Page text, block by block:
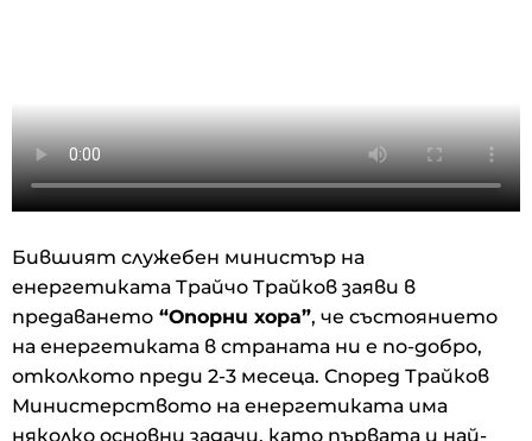
Бившият служебен министър на
енергетиката Трайчо Трайков заяви в
предаването “Опорни хора”, че състоянието
на енергетиката в страната ни е по-добро,
отколкото преди 2-3 месеца. Според Трайков
Министерството на енергетиката има
няколко основни задачи, като първата и най-